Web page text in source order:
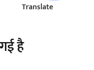
Translate
है